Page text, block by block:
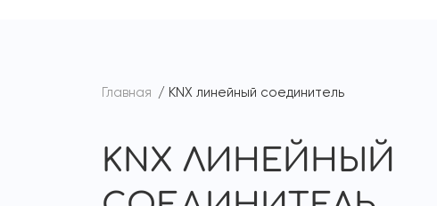
Главная KNX линейный соединитель
KNX ЛИНЕЙНЫЙ